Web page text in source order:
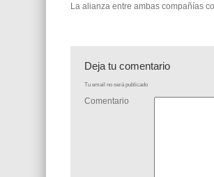
La alianza entre ambas compañías
Deja tu comentario
Tu email no será publicado
Comentario